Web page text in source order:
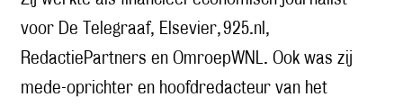
voor De Telegraaf, Elsevier,925.nl ,
RedactiePartners en OmroepWNL. Ook was zij
mede-oprichter en hoofdredacteur van het